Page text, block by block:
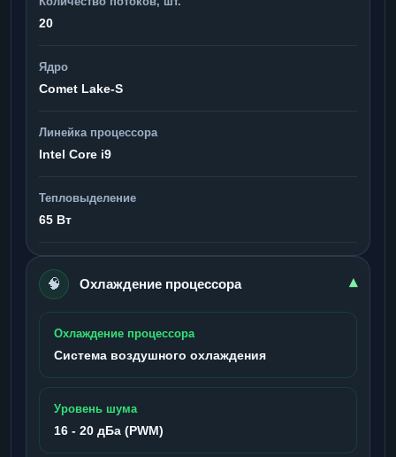
20
Ядро
Comet Lake-S
Линейка процессора
Intel Core i9
Тепловыделение
65 Вт
🧠 Охлаждение процессора ▾
Охлаждение процессора
Система воздушного охлаждения
Уровень шума
16 - 20 дБа (PWM)